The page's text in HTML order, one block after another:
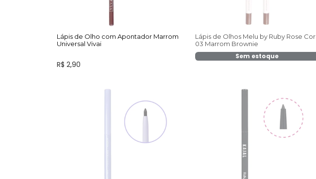
Lápis de Olho com Apontador Marrom
Universal Vivai
R$ 2,90
Lápis de Olhos Melu by Ruby Rose Cor
03 Marrom Brownie
Sem estoque